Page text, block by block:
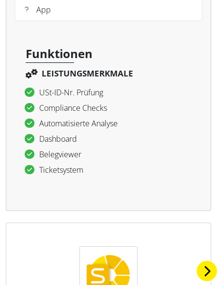
App
Funktionen
LEISTUNGSMERKMALE
USt-ID-Nr. Prüfung
Com­pli­ance Checks
Au­to­ma­ti­sierte Ana­lyse
Da­sh­board
Be­leg­viewer
Ti­cket­sys­tem